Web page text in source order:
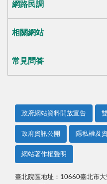
網路民調
相關網站
常見問答
政府網站資料開放宣告
政府資訊公開 隱私權及
網站著作權聲明
臺北院區地址：10660臺北市